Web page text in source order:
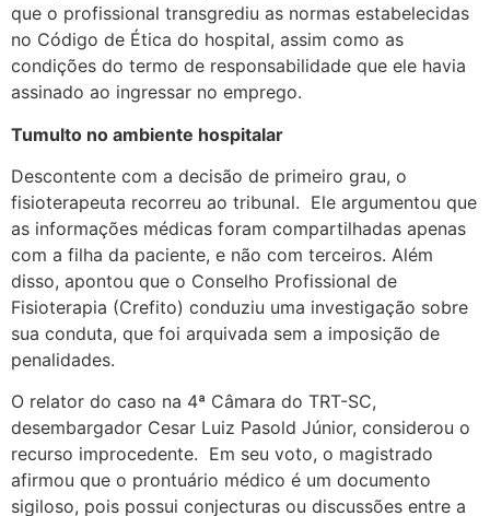
que o profissional transgrediu as normas estabelecidas
no Código de Ética do hospital, assim como as
condições do termo de responsabilidade que ele havia
assinado ao ingressar no emprego.
Tumulto no ambiente hospitalar
Descontente com a decisão de primeiro grau, o
fisioterapeuta recorreu ao tribunal. Ele argumentou que
as informações médicas foram compartilhadas apenas
com a filha da paciente, e não com terceiros. Além
disso, apontou que o Conselho Profissional de
Fisioterapia (Crefito) conduziu uma investigação sobre
sua conduta, que foi arquivada sem a imposição de
penalidades.
O relator do caso na 4ª Câmara do TRT-SC,
desembargador Cesar Luiz Pasold Júnior, considerou o
recurso improcedente. Em seu voto, o magistrado
afirmou que o prontuário médico é um documento
sigiloso, pois possui conjecturas ou discussões entre a